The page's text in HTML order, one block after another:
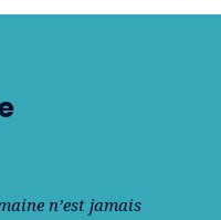
n’est jamais